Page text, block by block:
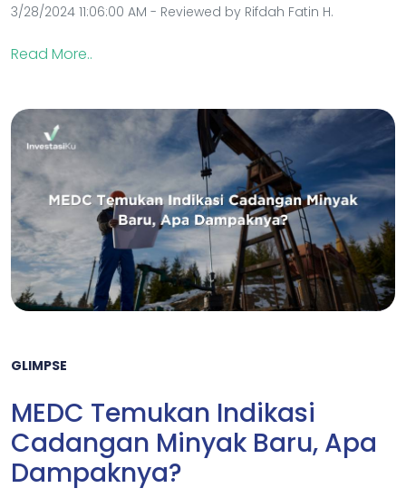
3/28/2024 11:06:00 AM - Reviewed by Rifdah Fatin H.
Read More..
GLIMPSE
MEDC Temukan Indikasi
Cadangan Minyak Baru, Apa
Dampaknya?